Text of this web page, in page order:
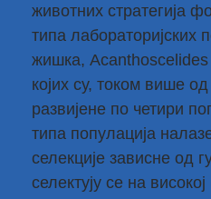
животних стратегија
типа лабораторијских
жишка, Acanthoscelides
којих су, током више
развијене по четири
типа популација
селекције зависне од
селектују се на